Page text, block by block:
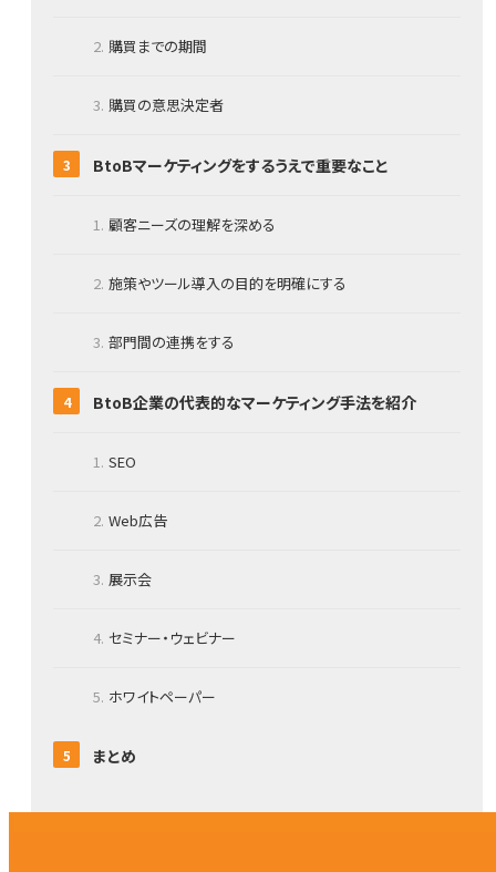
購買までの期間
購買の意思決定者
BtoBマーケティングをするうえで重要なこと
顧客ニーズの理解を深める
施策やツール導入の目的を明確にする
部門間の連携をする
BtoB企業の代表的なマーケティング手法を紹介
SEO
Web広告
展示会
セミナー・ウェビナー
ホワイトペーパー
まとめ